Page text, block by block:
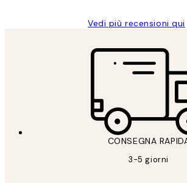
Vedi più recensioni qui
CONSEGNA
3-5 giorni